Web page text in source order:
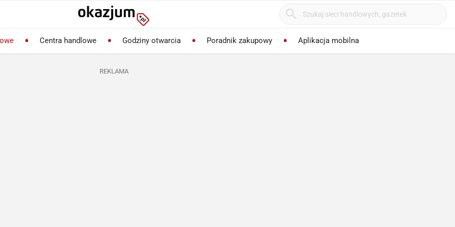
Centra handlowe Godziny otwarcia Poradnik zakupowy Aplikacja mobilna
REKLAMA